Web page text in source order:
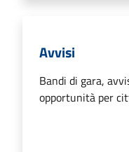
Avvisi
Bandi di gara,
opportunità per